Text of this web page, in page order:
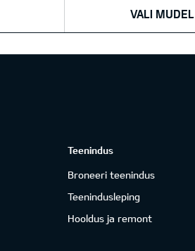
VALI MUDEL
Teenindus
Broneeri teenindus
Teenindusleping
Hooldus ja remont